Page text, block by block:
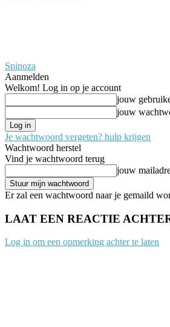
Spinoza
Aanmelden
Welkom! Log in op je account
jouw
jouw
Je wachtwoord vergeten? hulp krijgen
Wachtwoord herstel
Vind je wachtwoord terug
jouw
Er zal een wachtwoord naar je gemaild
LAAT EEN REACTIE
Log in om een opmerking achter te laten